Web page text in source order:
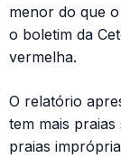
menor do que
o boletim da
vermelha.
O relatório
tem mais
praias